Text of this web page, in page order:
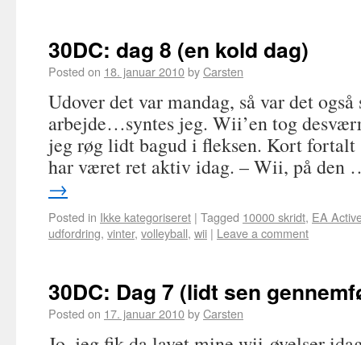
30DC: dag 8 (en kold dag)
Posted on 18. januar 2010byCarsten
Udover det var mandag, så var det
arbejde…syntes jeg. Wii’en tog
jeg røg lidt bagud i fleksen. Kort fortalt
har været ret aktiv idag. – Wii, på
→
Posted in Ikke kategoriseret | Tagged 10000 skridt, EA
udfordring, vinter, volleyball, wii | Leave a comment
30DC: Dag 7 (lidt sen
Posted on 17. januar 2010byCarsten